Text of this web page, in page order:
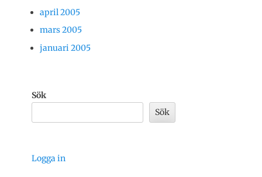
april 2005
mars 2005
januari 2005
Sök
Sök
Logga in